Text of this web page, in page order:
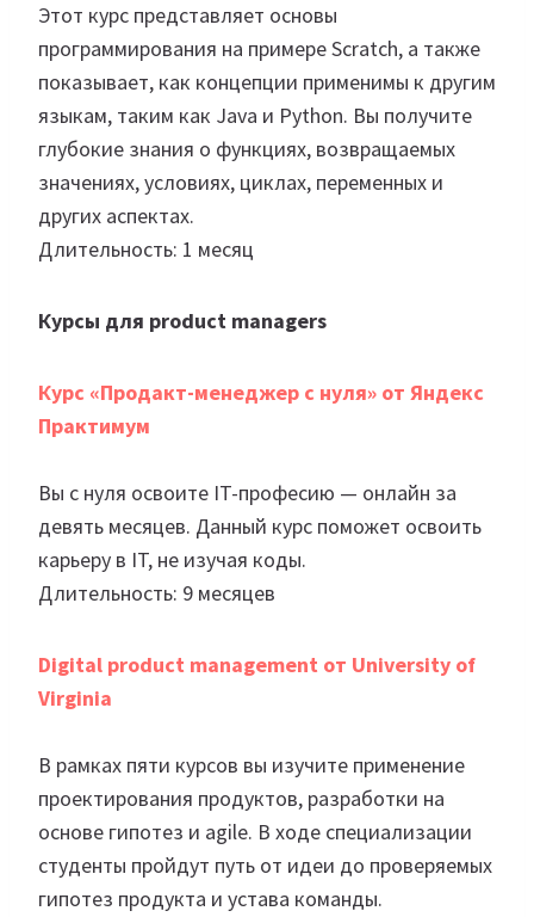
Этот курс представляет основы
программирования на примере Scratch, а также
показывает, как концепции применимы к другим
языкам, таким как Java и Python. Вы получите
глубокие знания о функциях, возвращаемых
значениях, условиях, циклах, переменных и
других аспектах.
Длительность: 1 месяц
Курсы для product managers
Курс «Продакт-менеджер с нуля» от Яндекс
Практимум
Вы с нуля освоите IT-професию — онлайн за
девять месяцев. Данный курс поможет освоить
карьеру в IT, не изучая коды.
Длительность: 9 месяцев
Digital product management от University of
Virginia
В рамках пяти курсов вы изучите применение
проектирования продуктов, разработки на
основе гипотез и agile. В ходе специализации
студенты пройдут путь от идеи до проверяемых
гипотез продукта и устава команды.